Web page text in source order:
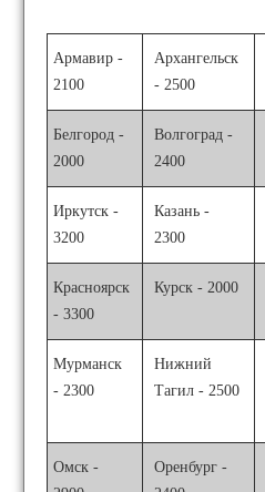
Армавир -
2100
Архангельск
- 2500
Белгород -
2000
Волгоград -
2400
Иркутск -
3200
Казань -
2300
Красноярск
- 3300
Курск - 2000
Мурманск
- 2300
Нижний
Тагил - 2500
Омск -
Оренбург -